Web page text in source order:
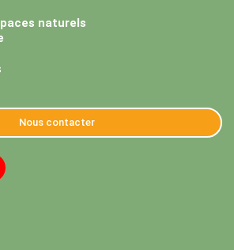
naturels
Nous contacter